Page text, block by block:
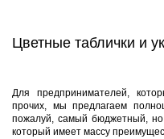
Цветные таблички и
Для предпринимателей,
прочих, мы предлагаем
пожалуй, самый бюджетный,
который имеет массу